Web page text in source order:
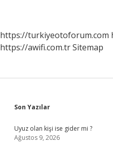
Eksikliğinden
Olur
https://turkiyeotoforum.com
https://awifi.com.trSitemap
Sidebar
Son Yazılar
Uyuz olan kişi ise gider mi ?
Ağustos 9, 2026